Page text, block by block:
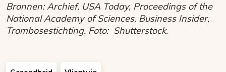
Bronnen: Archief, USA Today, Proceedings of the
National Academy of Sciences, Business Insider,
Trombosestichting. Foto: Shutterstock.